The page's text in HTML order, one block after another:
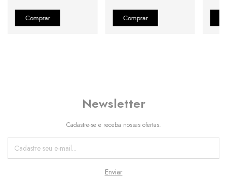
Newsletter
Cadastre-se e receba nossas ofertas.